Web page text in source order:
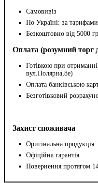
Самовивіз
По Україні: за
Безкоштовно від 5000
Оплата (розумний торг
Готівкою при
вул.Полярна,8е)
Оплата банківською
Безготівковий
Захист споживача
Оригінальна продукція
Офіційна гарантія
Повернення протягом